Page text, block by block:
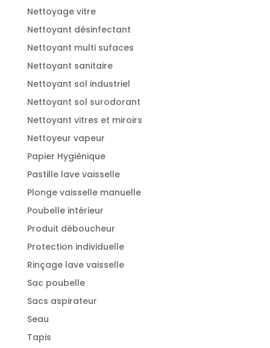
Nettoyage vitre
Nettoyant désinfectant
Nettoyant multi sufaces
Nettoyant sanitaire
Nettoyant sol industriel
Nettoyant sol surodorant
Nettoyant vitres et miroirs
Nettoyeur vapeur
Papier Hygiènique
Pastille lave vaisselle
Plonge vaisselle manuelle
Poubelle intérieur
Produit déboucheur
Protection individuelle
Rinçage lave vaisselle
Sac poubelle
Sacs aspirateur
Seau
Tapis